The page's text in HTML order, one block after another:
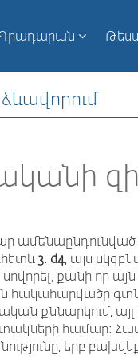
Գրադարան
3. d4, այս
քանի որ
հակահարվածը
քննարկում,
համար:
երբ